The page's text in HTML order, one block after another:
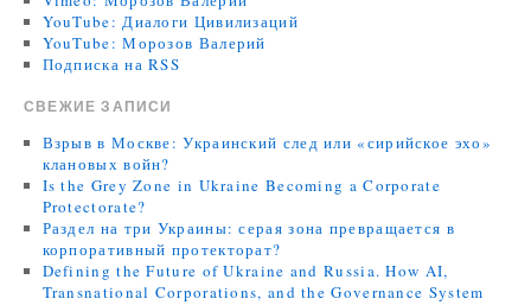
YouTube: Диалоги Цивилизаций
YouTube: Морозов Валерий
Подписка на RSS
СВЕЖИЕ ЗАПИСИ
Взрыв в Москве: Украинский след или «сирийское эхо»
клановых войн?
Is the Grey Zone in Ukraine Becoming a Corporate
Protectorate?
Раздел на три Украины: серая зона превращается в
корпоративный протекторат?
Defining the Future of Ukraine and Russia. How AI,
Transnational Corporations, and the Governance System